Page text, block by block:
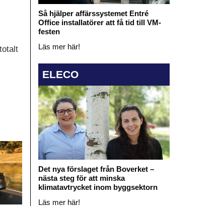
Så hjälper affärssystemet Entré
Office installatörer att få tid till VM-
festen
Läs mer här!
ELECO
Det nya förslaget från Boverket –
nästa steg för att minska
klimatavtrycket inom byggsektorn
Läs mer här!